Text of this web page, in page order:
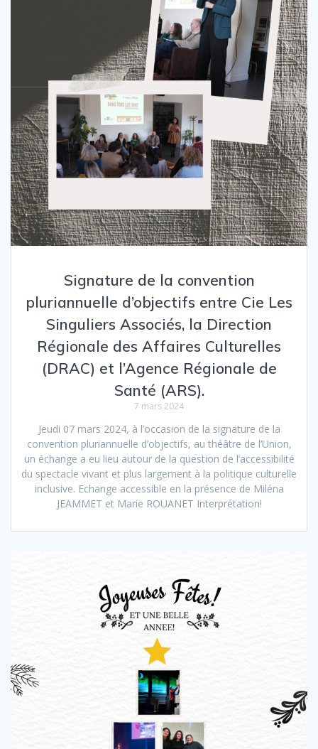
Signature de la convention
pluriannuelle d’objectifs entre Cie Les
Singuliers Associés, la Direction
Régionale des Affaires Culturelles
(DRAC) et l’Agence Régionale de
Santé (ARS).
7 mars 2024
Jeudi 07 mars 2024, à l’occasion de la signature de la
convention pluriannuelle d’objectifs, au théâtre de l’Union,
un échange a eu lieu autour de la question de l’accessibilité
du spectacle vivant et plus largement à la politique culturelle
inclusive. Echange accessible en la présence de Miléna
JEAMMET et Marie ROUANET Interprétation!